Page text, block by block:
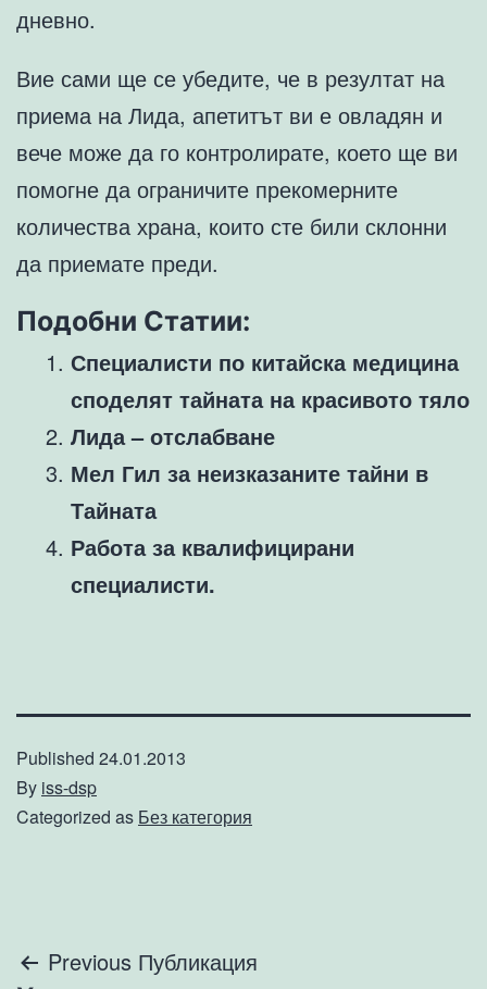
дневно.
Вие сами ще се убедите, че в резултат на
приема на Лида, апетитът ви е овладян и
вече може да го контролирате, което ще ви
помогне да ограничите прекомерните
количества храна, които сте били склонни
да приемате преди.
Подобни Статии:
Специалисти по китайска медицина
споделят тайната на красивото тяло
Лида – отслабване
Мел Гил за неизказаните тайни в
Тайната
Работа за квалифицирани
специалисти.
Published 24.01.2013
By iss-dsp
Categorized as Без категория
Навигация
Previous Публикация